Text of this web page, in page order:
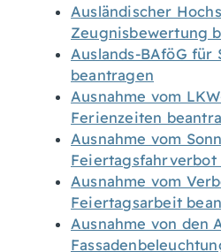
Ausländischer
Zeugnisbewertung
Auslands-BAföG für
beantragen
Ausnahme vom
Ferienzeiten
Ausnahme vom
Feiertagsfahrverbot
Ausnahme vom
Feiertagsarbeit
Ausnahme von den